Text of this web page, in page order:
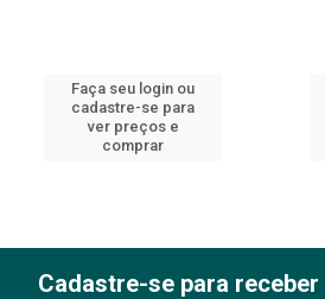
Faça seu login ou
cadastre-se para
ver preços e
comprar
Cadastre-se para